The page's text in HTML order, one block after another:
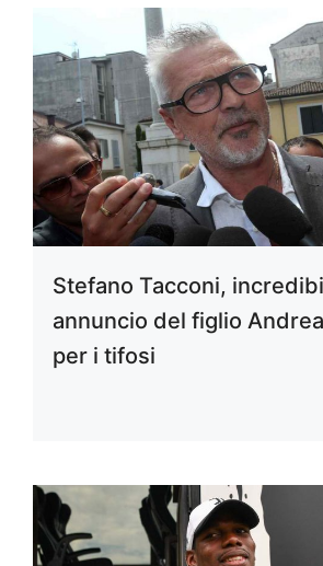
Stefano Tacconi,
annuncio del figlio
per i tifosi